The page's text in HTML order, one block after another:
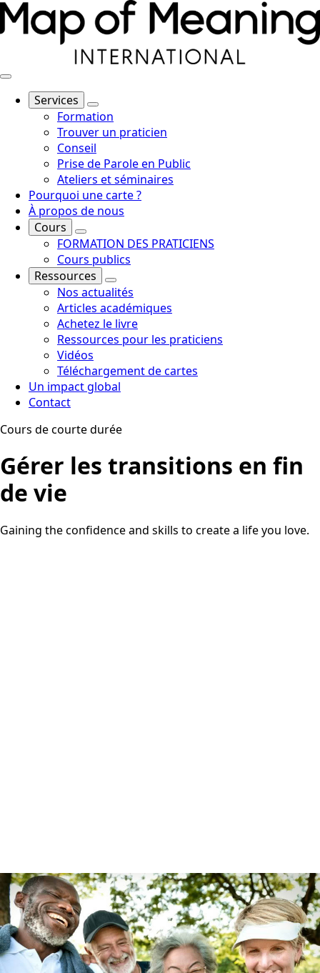
Services
Formation
Trouver un praticien
Conseil
Prise de Parole en Public
Ateliers et séminaires
Pourquoi une carte ?
À propos de nous
Cours
FORMATION DES PRATICIENS
Cours publics
Ressources
Nos actualités
Articles académiques
Achetez le livre
Ressources pour les praticiens
Vidéos
Téléchargement de cartes
Un impact global
Contact
Cours de courte durée
Gérer les transitions en fin
de vie
Gaining the confidence and skills to create a life you love.